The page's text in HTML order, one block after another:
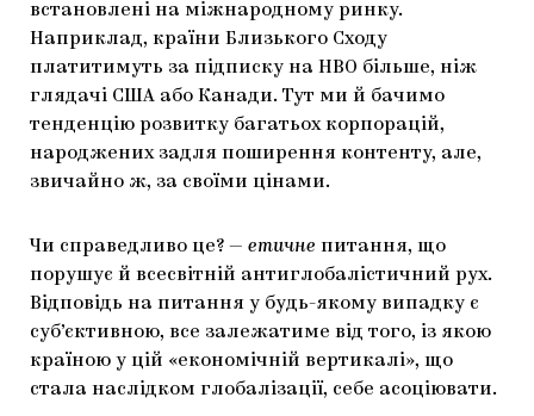
встановлені на міжнародному ринку.
Наприклад, країни Близького Сходу
платитимуть за підписку на HBO більше, ніж
глядачі США або Канади. Тут ми й бачимо
тенденцію розвитку багатьох корпорацій,
народжених задля поширення контенту, але,
звичайно ж, за своїми цінами.
Чи справедливо це? — етичне питання, що
порушує й всесвітній антиглобалістичний рух.
Відповідь на питання у будь-якому випадку є
суб’єктивною, все залежатиме від того, із якою
країною у цій «економічній вертикалі», що
стала наслідком глобалізації, себе асоціювати.